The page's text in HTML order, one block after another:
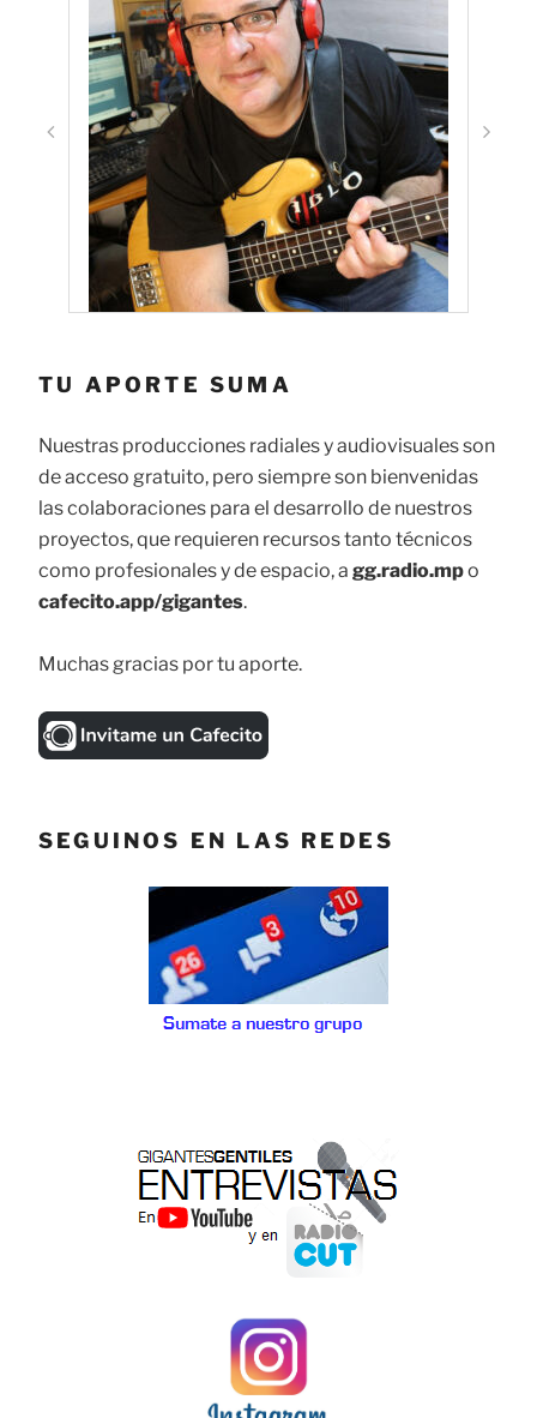
TU APORTE SUMA
Nuestras producciones radiales y audiovisuales son
de acceso gratuito, pero siempre son bienvenidas
las colaboraciones para el desarrollo de nuestros
proyectos, que requieren recursos tanto técnicos
como profesionales y de espacio, a gg.radio.mpo
cafecito.app/gigantes.
Muchas gracias por tu aporte.
SEGUINOS EN LAS REDES